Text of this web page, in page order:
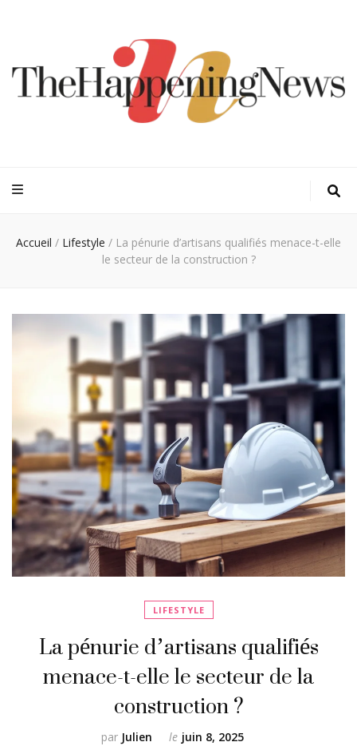
Accueil / Lifestyle / La pénurie d’artisans qualifiés menace-t-elle
le secteur de la construction ?
LIFESTYLE
La pénurie d’artisans qualifiés
menace-t-elle le secteur de la
construction ?
par Julien le juin 8, 2025